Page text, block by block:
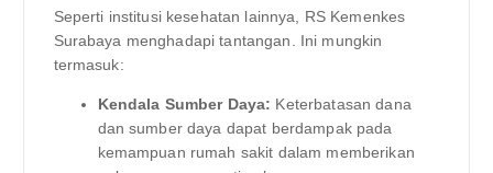
Seperti institusi kesehatan lainnya, RS Kemenkes
Surabaya menghadapi tantangan. Ini mungkin
termasuk:
Kendala Sumber Daya: Keterbatasan dana
dan sumber daya dapat berdampak pada
kemampuan rumah sakit dalam memberikan